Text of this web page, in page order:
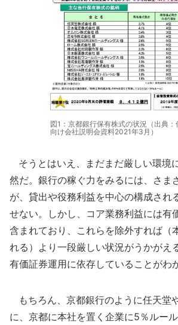
図1：京都銀行保有株式の状況（出典：
向け会社説明会資料2021年3月）
そうとはいえ、まだまだ厳しい環境
然だ。銀行の稼ぐ力をみるには、さま
が、貸出や役務利益を中心の構成され
せない。しかし、コア業務利益には有
含まれており、これらを除外すれば（
れる）より一段厳しい状況がうかがえ
有価証券運用に依存していることがわ
もちろん、京都銀行のように任天堂
に、京都に本社を置く企業に5％ルー